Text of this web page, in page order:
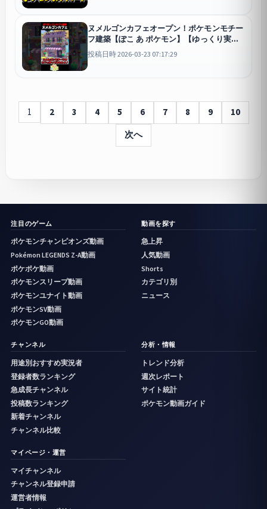
ヌメルゴンカフェオープン！ポケモンモチー
フ建築【ぽこ あ ポケモン】【ゆっくり実
況】
投稿日時 2026-03-23 07:17:29
1 2 3 4 5 6 7 8 9
10
次へ
注目のゲーム
ポケモンチャンピオンズ動画
Pokémon LEGENDS Z-A動画
ポケポケ動画
ポケモンスリープ動画
ポケモンユナイト動画
ポケモンSV動画
ポケモンGO動画
動画を探す
急上昇
人気動画
Shorts
カテゴリ別
ニュース
チャンネル
用途別おすすめ実況者
登録者数ランキング
急成長チャンネル
投稿数ランキング
新着チャンネル
チャンネル比較
分析・情報
トレンド分析
週次レポート
サイト統計
ポケモン動画ガイド
マイページ・運営
マイチャンネル
チャンネル登録申請
運営者情報